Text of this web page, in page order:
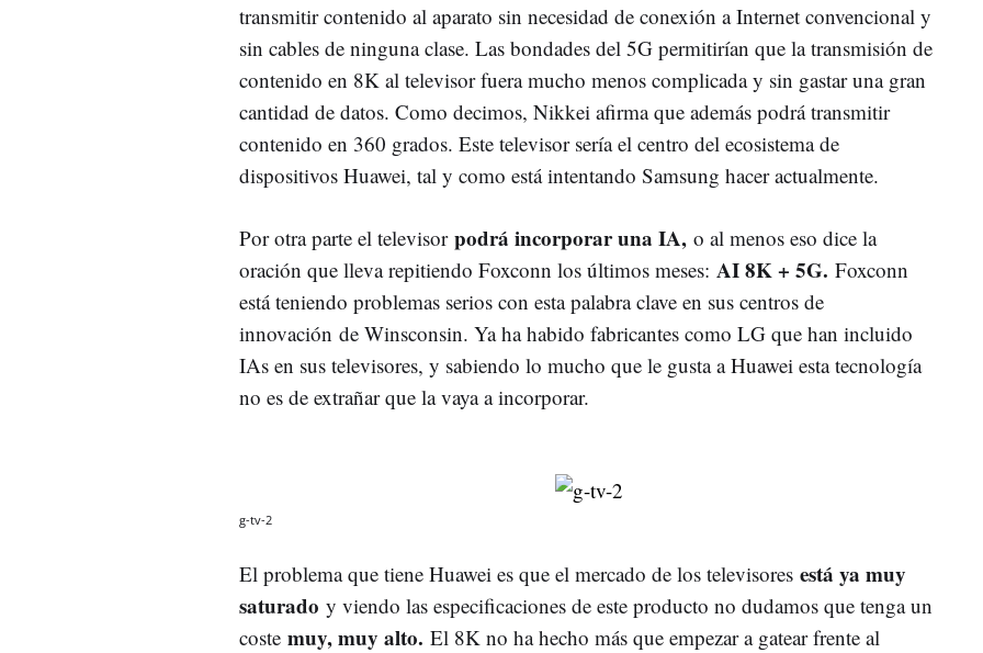
transmitir contenido al aparato sin necesidad de conexión a Internet convencional y
sin cables de ninguna clase. Las bondades del 5G permitirían que la transmisión de
contenido en 8K al televisor fuera mucho menos complicada y sin gastar una gran
cantidad de datos. Como decimos, Nikkei afirma que además podrá transmitir
contenido en 360 grados. Este televisor sería el centro del ecosistema de
dispositivos Huawei, tal y como está intentando Samsung hacer actualmente.
Por otra parte el televisor podrá incorporar una IA, o al menos eso dice la
oración que lleva repitiendo Foxconn los últimos meses: AI 8K + 5G. Foxconn
está teniendo problemas serios con esta palabra clave en sus centros de
innovación de Winsconsin. Ya ha habido fabricantes como LG que han incluido
IAs en sus televisores, y sabiendo lo mucho que le gusta a Huawei esta tecnología
no es de extrañar que la vaya a incorporar.
g-tv-2
El problema que tiene Huawei es que el mercado de los televisores está ya muy
saturado y viendo las especificaciones de este producto no dudamos que tenga un
coste muy, muy alto. El 8K no ha hecho más que empezar a gatear frente al